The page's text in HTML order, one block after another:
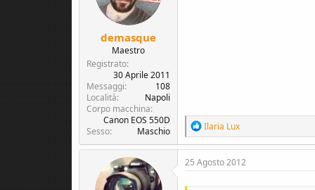
demasque
Maestro
Registrato
30 Aprile 2011
Messaggi
108
Località
Napoli
Corpo macchina
Canon EOS 550D
Sesso
Maschio
R
e
a
c
t
Ilaria Lux
25 Agosto 2012